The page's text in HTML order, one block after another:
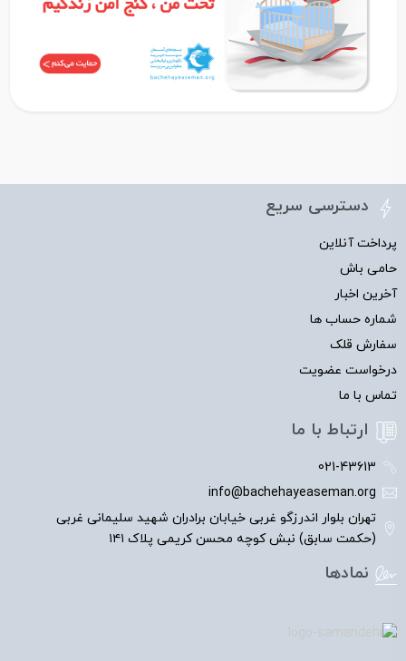
دسترسی سریع
پرداخت آنلاین
حامی باش
آخرین اخبار
شماره حساب ها
سفارش قلک
درخواست عضویت
تماس با ما
ارتباط با ما
021-43613
info@bachehayeaseman.org
تهران بلوار اندرزگو غربی خیابان برادران شهید سلیمانی غربی
(حکمت سابق) نبش کوچه محسن کریمی پلاک ۱۴۱
نمادها